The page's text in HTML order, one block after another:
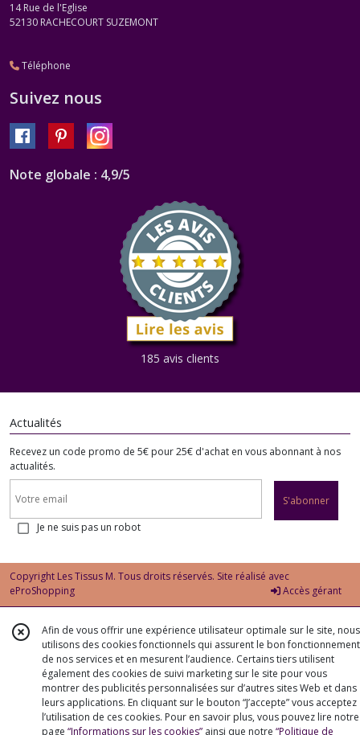
14 Rue de l'Eglise
52130 RACHECOURT SUZEMONT
Téléphone
Suivez nous
Note globale : 4,9/5
185 avis clients
Actualités
Recevez un code promo de 5€ pour 25€ d'achat en vous abonnant à nos
actualités.
S'abonner
Je ne suis pas un robot
Copyright Les Tissus M. Tous droits réservés. Site réalisé avec
eProShopping
Accès gérant
Afin de vous offrir une expérience utilisateur optimale sur le site, nous
utilisons des cookies fonctionnels qui assurent le bon fonctionnement
de nos services et en mesurent l’audience. Certains tiers utilisent
également des cookies de suivi marketing sur le site pour vous
montrer des publicités personnalisées sur d’autres sites Web et dans
leurs applications. En cliquant sur le bouton “J’accepte” vous acceptez
l’utilisation de ces cookies. Pour en savoir plus, vous pouvez lire notre
page “Informations sur les cookies” ainsi que notre “Politique de